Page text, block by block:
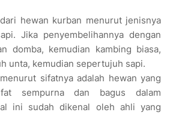
hewan kurban menurut jenisnya
Jika penyembelihannya dengan
domba, kemudian kambing biasa,
unta, kemudian sepertujuh sapi.
sifatnya adalah hewan yang
sempurna dan bagus dalam
ini sudah dikenal oleh ahli yang